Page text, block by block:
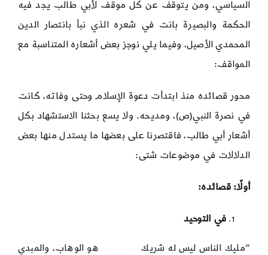
السياسي، ومن يتوقف عن كل موقف لأبي طالب يجد فيه
الحكمة والبصيرة بانت في شعره الذي نبأ بانتصار الدين
المحمدي الأصيل، وفيما يلي نوجز بعض أشعاره المتناسبة مع
المواقف:
محور قصائده منذ ابتدأت دعوة الإسلام وحتى وفاته، كانت
في نصرة النبي(ص)، ومديحه. ولا يسع بحثنا الاستشهاد بكل
أشعار أبي طالب، فاقتصرنا على بعضها ما يستدل منها بعض
الدلالات في موضوعات شتى:
أولًا: قصائده:
في التوحيد
“مليك الناس ليس له شريك هو الوهاب، والمبدي